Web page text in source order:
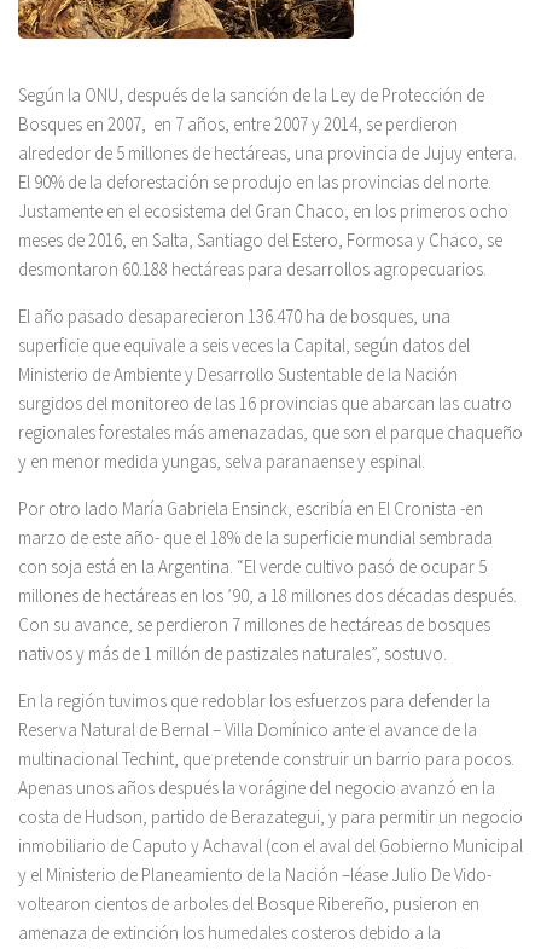
Según la ONU, después de la sanción de la Ley de Protección de
Bosques en 2007, en 7 años, entre 2007 y 2014, se perdieron
alrededor de 5 millones de hectáreas, una provincia de Jujuy entera.
El 90% de la deforestación se produjo en las provincias del norte.
Justamente en el ecosistema del Gran Chaco, en los primeros ocho
meses de 2016, en Salta, Santiago del Estero, Formosa y Chaco, se
desmontaron 60.188 hectáreas para desarrollos agropecuarios.
El año pasado desaparecieron 136.470 ha de bosques, una
superficie que equivale a seis veces la Capital, según datos del
Ministerio de Ambiente y Desarrollo Sustentable de la Nación
surgidos del monitoreo de las 16 provincias que abarcan las cuatro
regionales forestales más amenazadas, que son el parque chaqueño
y en menor medida yungas, selva paranaense y espinal.
Por otro lado María Gabriela Ensinck, escribía en El Cronista -en
marzo de este año- que el 18% de la superficie mundial sembrada
con soja está en la Argentina. “El verde cultivo pasó de ocupar 5
millones de hectáreas en los ’90, a 18 millones dos décadas después.
Con su avance, se perdieron 7 millones de hectáreas de bosques
nativos y más de 1 millón de pastizales naturales”, sostuvo.
En la región tuvimos que redoblar los esfuerzos para defender la
Reserva Natural de Bernal – Villa Domínico ante el avance de la
multinacional Techint, que pretende construir un barrio para pocos.
Apenas unos años después la vorágine del negocio avanzó en la
costa de Hudson, partido de Berazategui, y para permitir un negocio
inmobiliario de Caputo y Achaval (con el aval del Gobierno Municipal
y el Ministerio de Planeamiento de la Nación –léase Julio De Vido-
voltearon cientos de arboles del Bosque Ribereño, pusieron en
amenaza de extinción los humedales costeros debido a la